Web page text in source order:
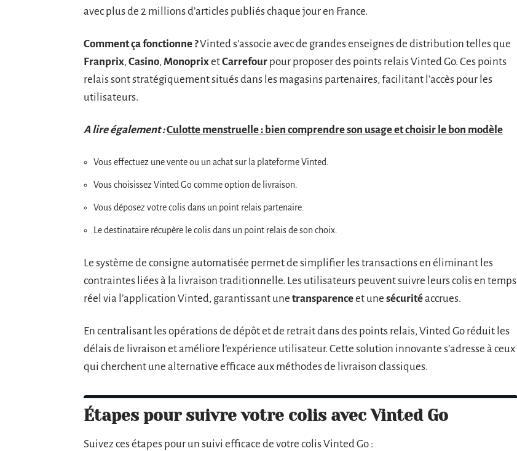
avec plus de 2 millions d’articles publiés chaque jour en France.
Comment ça fonctionne ?Vinted s’associe avec de grandes enseignes de distribution telles que
Franprix,Casino, MonoprixetCarrefour pour proposer des points relais Vinted Go. Ces points
relais sont stratégiquement situés dans les magasins partenaires, facilitant l’accès pour les
utilisateurs.
A lire également :Culotte menstruelle : bien comprendre son usage et choisir le bon modèle
Vous effectuez une vente ou un achat sur la plateforme Vinted.
Vous choisissez Vinted Go comme option de livraison.
Vous déposez votre colis dans un point relais partenaire.
Le destinataire récupère le colis dans un point relais de son choix.
Le système de consigne automatisée permet de simplifier les transactions en éliminant les
contraintes liées à la livraison traditionnelle. Les utilisateurs peuvent suivre leurs colis en temps
réel via l’application Vinted, garantissant une transparenceet une sécuritéaccrues.
En centralisant les opérations de dépôt et de retrait dans des points relais, Vinted Go réduit les
délais de livraison et améliore l’expérience utilisateur. Cette solution innovante s’adresse à ceux
qui cherchent une alternative efficace aux méthodes de livraison classiques.
Étapes pour suivre votre colis avec Vinted Go
Suivez ces étapes pour un suivi efficace de votre colis Vinted Go :